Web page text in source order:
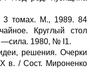
3 томах. М., 1989. 84
Круглый стол
—сила. 1980, № I1.
решения. Очерки
в. / Сост. Мироненко